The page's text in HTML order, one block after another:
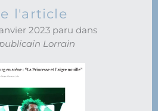
l'article
2023 paru dans
Lorrain